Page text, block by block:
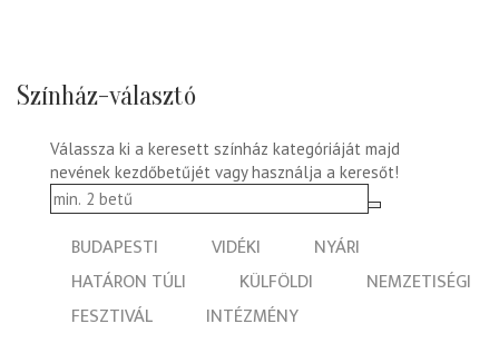
Színház-választó
Válassza ki a keresett színház kategóriáját majd
nevének kezdőbetűjét vagy használja a keresőt!
BUDAPESTI VIDÉKI
NYÁRI
HATÁRON TÚLI
KÜLFÖLDI
NEMZETISÉGI
FESZTIVÁL
INTÉZMÉNY